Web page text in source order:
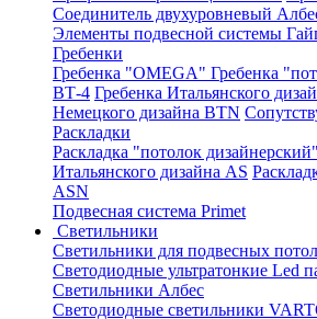
Соединитель двухуровневый
Элементы подвесной системы
Гребенки
Гребенка "OMEGA" Гребенка
ВТ-4 Гребенка Итальянского
Немецкого дизайна ВТN
Раскладки
Раскладка "потолок
Итальянского дизайна AS
АSN
Подвесная система Primet
Светильники
Светильники для подвесных
Светодиодные ультратонкие Led
Светильники Албес
Светодиодные светильники